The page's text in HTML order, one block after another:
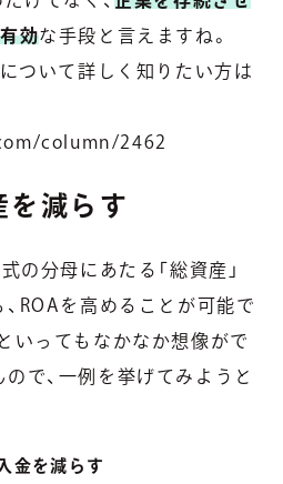
効な手段と言えますね。
について詳しく知りたい方は
column/2462
を減らす
の分母にあたる「総資産」
ROAを高めることが可能で
いってもなかなか想像がで
で、一例を挙げてみようと
金を減らす